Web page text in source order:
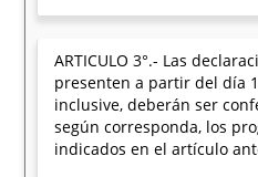
ARTICULO 3°.- Las
presenten a partir del día
inclusive, deberán ser
según corresponda, los
indicados en el artículo